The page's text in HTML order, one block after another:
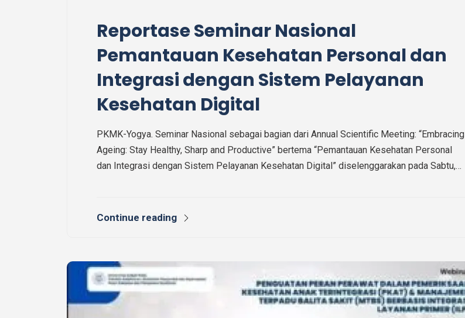
Reportase Seminar Nasional
Pemantauan Kesehatan Personal dan
Integrasi dengan Sistem Pelayanan
Kesehatan Digital
PKMK-Yogya. Seminar Nasional sebagai bagian dari Annual Scientific Meeting: “Embracing
Ageing: Stay Healthy, Sharp and Productive” bertema “Pemantauan Kesehatan Personal
dan Integrasi dengan Sistem Pelayanan Kesehatan Digital” diselenggarakan pada Sabtu,…
Continue reading